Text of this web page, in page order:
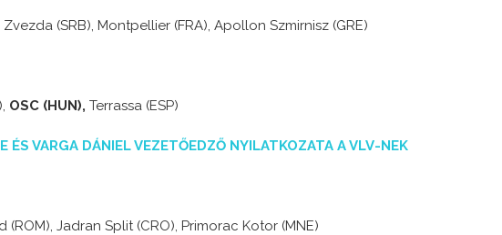
(SRB), Montpellier (FRA), Apollon Szmirnisz (GRE)
OSC (HUN), Terrassa (ESP)
ÉS VARGA DÁNIEL VEZETŐEDZŐ NYILATKOZATA A VLV-NEK
(ROM), Jadran Split (CRO), Primorac Kotor (MNE)